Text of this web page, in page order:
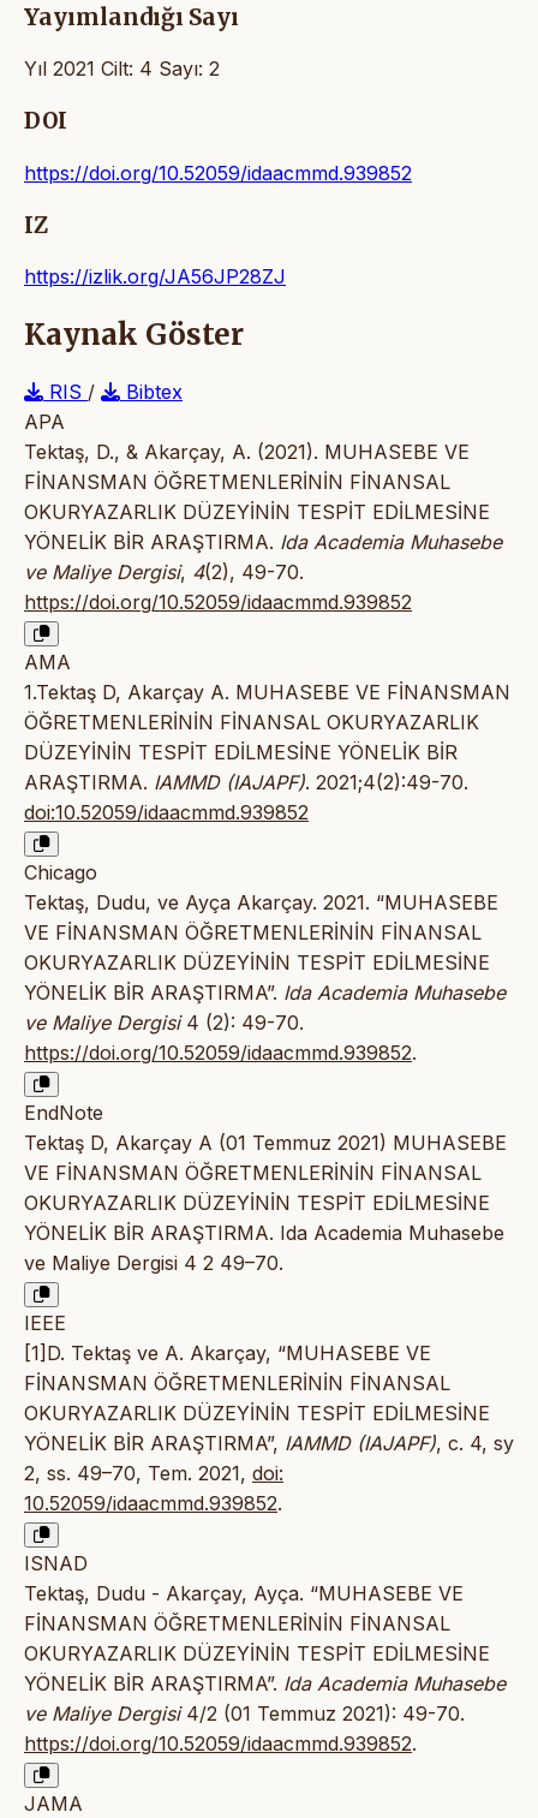
Yayımlandığı Sayı
Yıl 2021 Cilt: 4 Sayı: 2
DOI
https://doi.org/10.52059/idaacmmd.939852
IZ
https://izlik.org/JA56JP28ZJ
Kaynak Göster
RIS /
Bibtex
APA
Tektaş, D., & Akarçay, A. (2021). MUHASEBE VE
FİNANSMAN ÖĞRETMENLERİNİN FİNANSAL
OKURYAZARLIK DÜZEYİNİN TESPİT EDİLMESİNE
YÖNELİK BİR ARAŞTIRMA. Ida Academia Muhasebe
ve Maliye Dergisi, 4(2), 49-70.
https://doi.org/10.52059/idaacmmd.939852
AMA
1.Tektaş D, Akarçay A. MUHASEBE VE FİNANSMAN
ÖĞRETMENLERİNİN FİNANSAL OKURYAZARLIK
DÜZEYİNİN TESPİT EDİLMESİNE YÖNELİK BİR
ARAŞTIRMA. IAMMD (IAJAPF). 2021;4(2):49-70.
doi:10.52059/idaacmmd.939852
Chicago
Tektaş, Dudu, ve Ayça Akarçay. 2021. “MUHASEBE
VE FİNANSMAN ÖĞRETMENLERİNİN FİNANSAL
OKURYAZARLIK DÜZEYİNİN TESPİT EDİLMESİNE
YÖNELİK BİR ARAŞTIRMA”. Ida Academia Muhasebe
ve Maliye Dergisi4 (2): 49-70.
https://doi.org/10.52059/idaacmmd.939852.
EndNote
Tektaş D, Akarçay A (01 Temmuz 2021) MUHASEBE
VE FİNANSMAN ÖĞRETMENLERİNİN FİNANSAL
OKURYAZARLIK DÜZEYİNİN TESPİT EDİLMESİNE
YÖNELİK BİR ARAŞTIRMA. Ida Academia Muhasebe
ve Maliye Dergisi 4 2 49–70.
IEEE
[1]D. Tektaş ve A. Akarçay, “MUHASEBE VE
FİNANSMAN ÖĞRETMENLERİNİN FİNANSAL
OKURYAZARLIK DÜZEYİNİN TESPİT EDİLMESİNE
YÖNELİK BİR ARAŞTIRMA”, IAMMD (IAJAPF), c. 4, sy
2, ss. 49–70, Tem. 2021, doi:
10.52059/idaacmmd.939852.
ISNAD
Tektaş, Dudu - Akarçay, Ayça. “MUHASEBE VE
FİNANSMAN ÖĞRETMENLERİNİN FİNANSAL
OKURYAZARLIK DÜZEYİNİN TESPİT EDİLMESİNE
YÖNELİK BİR ARAŞTIRMA”. Ida Academia Muhasebe
ve Maliye Dergisi4/2 (01 Temmuz 2021): 49-70.
https://doi.org/10.52059/idaacmmd.939852.
JAMA